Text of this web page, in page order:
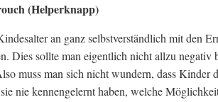
(Helperknapp)
an ganz selbstverständlich mit den
Dies sollte man eigentlich nicht allzu negativ
muss man sich nicht wundern, dass
nie kennengelernt haben, welche